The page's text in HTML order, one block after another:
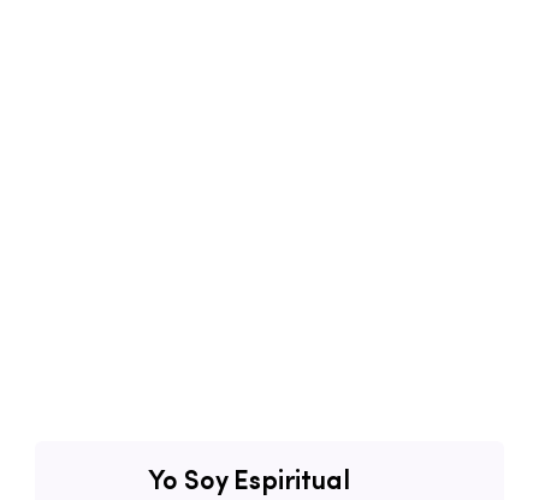
Yo Soy Espiritual